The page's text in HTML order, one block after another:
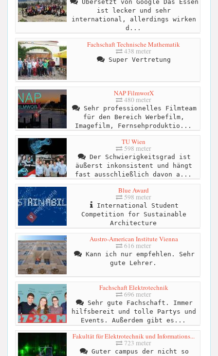
Übersetzt von Google Das Essen
ist lecker und sehr
international, allerdings wirken
d...
Fachschaft Technische Mathematik
438 meter
Super Vertretung
NAP FilmworX
480 meter
Sehr professionelles Filmteam
für den Bereich Werbefilm,
Imagefilm, Fernsehproduktio...
TU Wien
598 meter
Der Schwierigkeitsgrad ist
äußerst inkonsistent und hängt
fast ausschließlich davon a...
Blue Award
598 meter
International Student
Competition for Sustainable
Architecture
Austro-American Institute Vienna
616 meter
Kann ich nur empfehlen. Sehr
gute Lehrer.
Fachschaft Elektrotechnik
696 meter
Sehr gute Fachschaft. Immer
hilfsbereit und tolle Partys und
Events. Außerdem gibt es...
Fakultät für Elektrotechnik und Informations...
723 meter
Guter campus der nicht so